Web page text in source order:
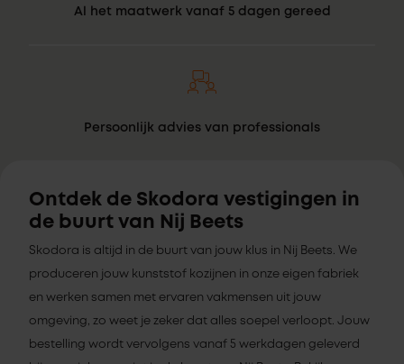
Al het maatwerk vanaf 5 dagen gereed
Persoonlijk advies van professionals
Ontdek de Skodora vestigingen in
de buurt van Nij Beets
Skodora is altijd in de buurt van jouw klus in Nij Beets. We
produceren jouw kunststof kozijnen in onze eigen fabriek
en werken samen met ervaren vakmensen uit jouw
omgeving, zo weet je zeker dat alles soepel verloopt. Jouw
bestelling wordt vervolgens vanaf 5 werkdagen geleverd